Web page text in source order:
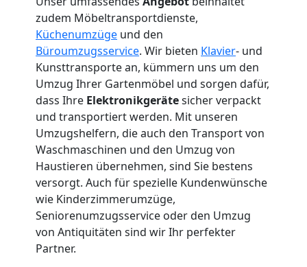
zudem Möbeltransportdienste,
Küchenumzüge und den
Büroumzugsservice. Wir bieten Klavier- und
Kunsttransporte an, kümmern uns um den
Umzug Ihrer Gartenmöbel und sorgen dafür,
dass Ihre Elektronikgerätesicher verpackt
und transportiert werden. Mit unseren
Umzugshelfern, die auch den Transport von
Waschmaschinen und den Umzug von
Haustieren übernehmen, sind Sie bestens
versorgt. Auch für spezielle Kundenwünsche
wie Kinderzimmerumzüge,
Seniorenumzugsservice oder den Umzug
von Antiquitäten sind wir Ihr perfekter
Partner.
Umzug
Wolfsberg
Mann
LKW